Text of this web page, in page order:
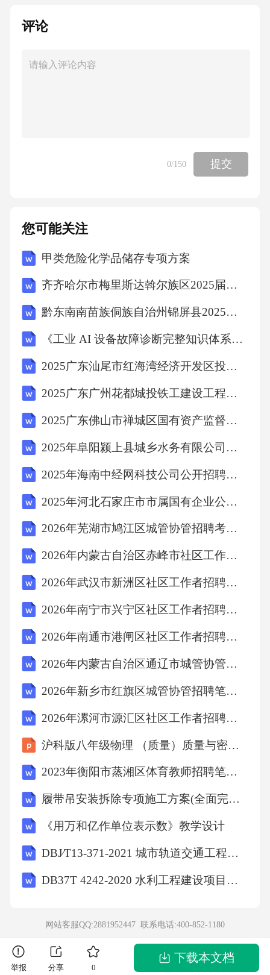
评论
0/150 提交
您可能关注
甲类危险化学品储存专项方案
齐齐哈尔市梅里斯达斡尔族区2025届数学三年级下学期期末达标测试试题含答案
黔东南南苗族侗族自治州锦屏县2025年数学三年级第二学期期中考试模拟试题（含解析）
《工业 AI 设备故障诊断完整知识体系》考试题
2025广东汕尾市红海湾经济开发区投资控股有限公司招聘会计岗位拟聘用人员笔试历年常考点试题专练附带答案详解
2025广东广州花都城投铁工建设工程有限公司招聘广州花都诚锐建设有限公司和广州花都城兴建设有限公司人员笔试及笔试历年难易错考点试卷带答案解析
2025广东佛山市禅城区国有资产监督管理局下属企业招聘1人笔试历年难易错考点试卷带答案解析2套
2025年阜阳颍上县城乡水务有限公司招聘13人笔试历年难易错考点试卷带答案解析
2025年海南中经网科技公司公开招聘笔试历年常考点试题专练附带答案详解
2025年河北石家庄市市属国有企业公开招聘应届毕业生223名笔试历年常考点试题专练附带答案详解
2026年芜湖市鸠江区城管协管招聘考试备考题库及答案解析
2026年内蒙古自治区赤峰市社区工作者招聘笔试参考试题及答案解析
2026年武汉市新洲区社区工作者招聘笔试参考题库及答案解析
2026年南宁市兴宁区社区工作者招聘考试参考试题及答案解析
2026年南通市港闸区社区工作者招聘笔试参考题库及答案解析
2026年内蒙古自治区通辽市城管协管招聘笔试参考题库及答案解析
2026年新乡市红旗区城管协管招聘笔试参考试题及答案解析
2026年漯河市源汇区社区工作者招聘笔试参考题库及答案解析
沪科版八年级物理 （质量）质量与密度教师教学课件
2023年衡阳市蒸湘区体育教师招聘笔试模拟试题及答案
履带吊安装拆除专项施工方案(全面完整版)
《用万和亿作单位表示数》教学设计
DBJ∕T13-371-2021 城市轨道交通工程质量安全文明标准化施工管理标准
DB37T 4242-2020 水利工程建设项目代建实施规程
网站客服QQ:2881952447 联系电话:400-852-1180
举报 分享 0
下载本文档